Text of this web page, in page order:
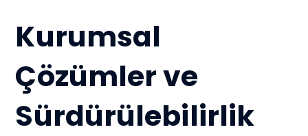
Kurumsal
Çözümler ve
Sürdürülebilirlik